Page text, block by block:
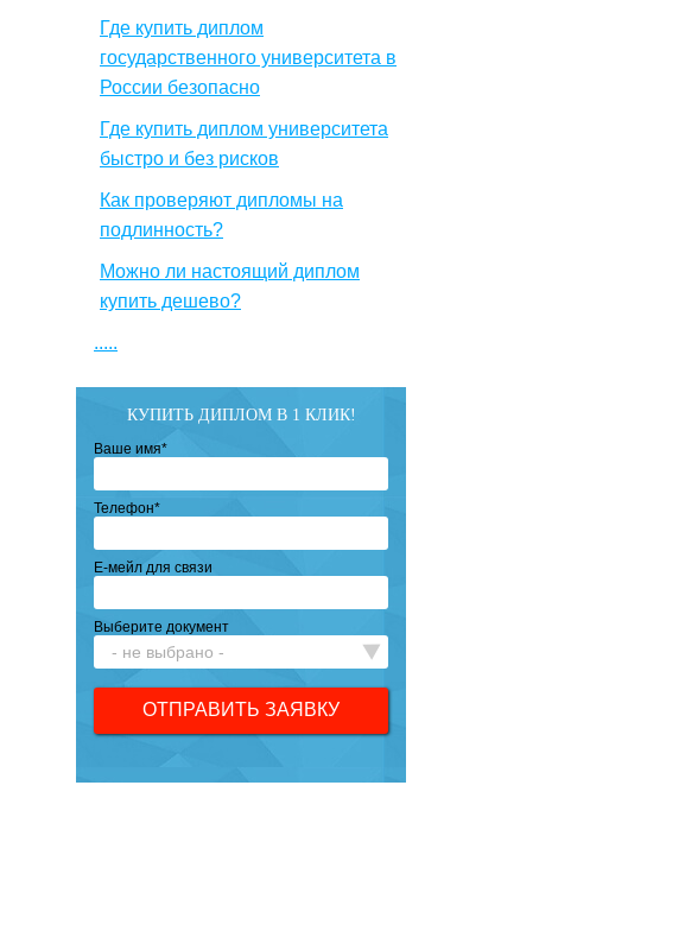
Где купить диплом
государственного университета в
России безопасно
Где купить диплом университета
быстро и без рисков
Как проверяют дипломы на
подлинность?
Можно ли настоящий диплом
купить дешево?
.....
КУПИТЬ ДИПЛОМ В 1 КЛИК!
Ваше имя*
Телефон*
Е-мейл для связи
Выберите документ